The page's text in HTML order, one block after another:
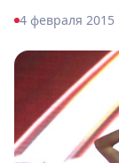
4 февраля 2015